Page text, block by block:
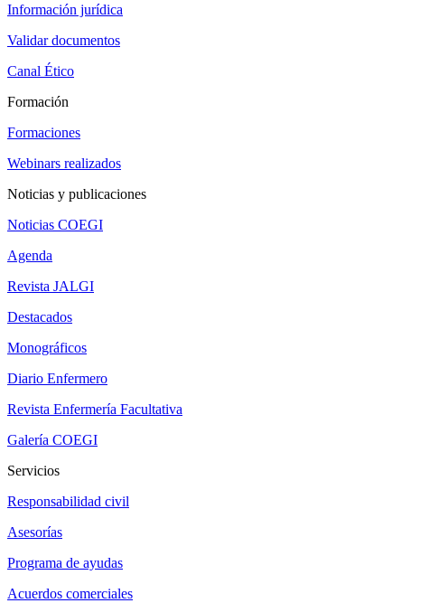
Información jurídica
Validar documentos
Canal Ético
Formación
Formaciones
Webinars realizados
Noticias y publicaciones
Noticias COEGI
Agenda
Revista JALGI
Destacados
Monográficos
Diario Enfermero
Revista Enfermería Facultativa
Galería COEGI
Servicios
Responsabilidad civil
Asesorías
Programa de ayudas
Acuerdos comerciales